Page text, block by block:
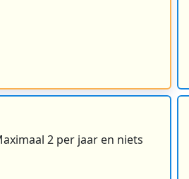
2 per jaar en niets